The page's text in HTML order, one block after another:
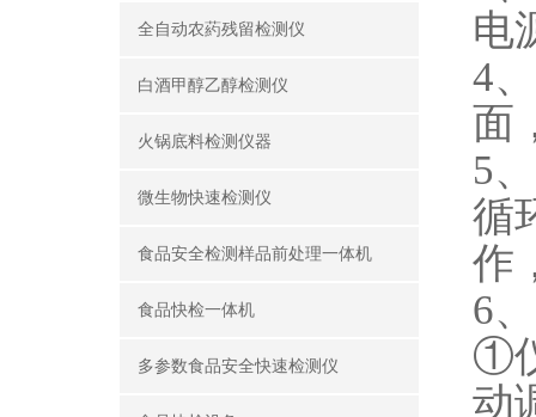
全自动农葯残留检测仪
白酒甲醇乙醇检测仪
火锅底料检测仪器
微生物快速检测仪
食品安全检测样品前处理一体机
食品快检一体机
多参数食品安全快速检测仪
电
4
面
5
循
作
6
①
动